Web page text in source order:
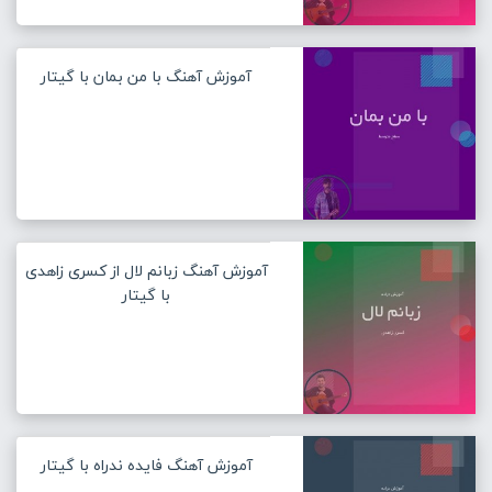
آموزش آهنگ با من بمان با گیتار
آموزش آهنگ زبانم لال از کسری زاهدی
با گیتار
آموزش آهنگ فایده ندراه با گیتار